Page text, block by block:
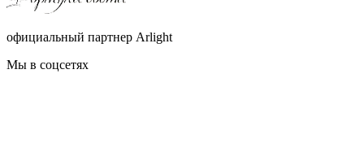
официальный партнер Arlight
Мы в соцсетях